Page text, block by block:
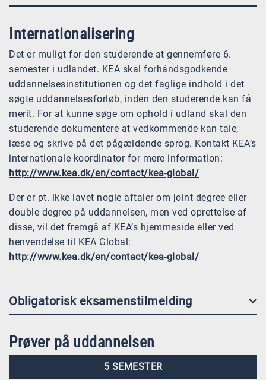
Internationalisering
Det er muligt for den studerende at gennemføre 6.
semester i udlandet. KEA skal forhåndsgodkende
uddannelsesinstitutionen og det faglige indhold i det
søgte uddannelsesforløb, inden den studerende kan få
merit. For at kunne søge om ophold i udland skal den
studerende dokumentere at vedkommende kan tale,
læse og skrive på det pågældende sprog. Kontakt KEA’s
internationale koordinator for mere information:
http://www.kea.dk/en/contact/kea-global/
Der er pt. ikke lavet nogle aftaler om joint degree eller
double degree på uddannelsen, men ved oprettelse af
disse, vil det fremgå af KEA’s hjemmeside eller ved
henvendelse til KEA Global:
http://www.kea.dk/en/contact/kea-global/
Obligatorisk eksamenstilmelding
Prøver på uddannelsen
5 SEMESTER